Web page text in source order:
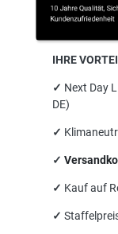
IHRE
✓ Next Day
DE)
✓
✓
✓ Kauf auf
✓